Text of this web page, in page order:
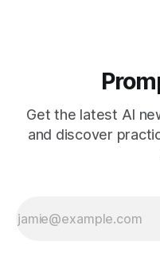
Get the latest AI
and discover